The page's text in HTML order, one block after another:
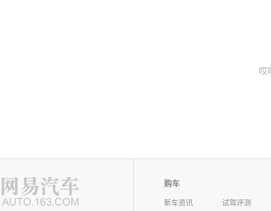
哎
购车
新车资讯
试驾评测